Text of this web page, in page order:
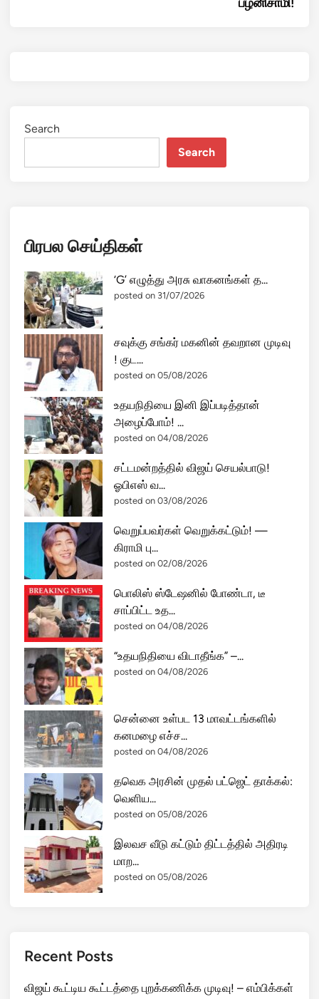
Search
Search
பிரபல செய்திகள்
‘G’ எழுத்து அரசு வாகனங்கள் த...
posted on 31/07/2026
சவுக்கு சங்கர் மகனின் தவறான முடிவு
! குட...
posted on 05/08/2026
உதயநிதியை இனி இப்படித்தான்
அழைப்போம்! ...
posted on 04/08/2026
சட்டமன்றத்தில் விஜய் செயல்பாடு!
ஓபிஎஸ் வ...
posted on 03/08/2026
வெறுப்பவர்கள் வெறுக்கட்டும்! —
கிராமி பு...
posted on 02/08/2026
பொலிஸ் ஸ்டேஷனில் போண்டா, டீ
சாப்பிட்ட உத...
posted on 04/08/2026
“உதயநிதியை விடாதீங்க” –...
posted on 04/08/2026
சென்னை உள்பட 13 மாவட்டங்களில்
கனமழை எச்ச...
posted on 04/08/2026
தவெக அரசின் முதல் பட்ஜெட் தாக்கல்:
வெளிய...
posted on 05/08/2026
இலவச வீடு கட்டும் திட்டத்தில் அதிரடி
மாற...
posted on 05/08/2026
Recent Posts
விஜய் கூட்டிய கூட்டத்தை புறக்கணிக்க முடிவு! – எம்பிக்கள்